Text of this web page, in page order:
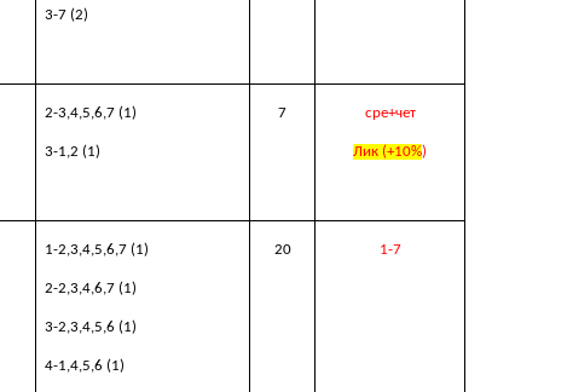
3-7 (2)
2-3,4,5,6,7 (1)
3-1,2 (1)
7 сре+чет
Лик (+10%)
1-2,3,4,5,6,7 (1)
2-2,3,4,6,7 (1)
3-2,3,4,5,6 (1)
4-1,4,5,6 (1)
20 1-7